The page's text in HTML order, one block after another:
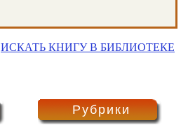
ИСКАТЬ КНИГУ В БИБЛИОТЕКЕ
Рубрики